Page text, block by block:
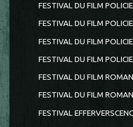
FESTIVAL DU FILM
FESTIVAL DU FILM
FESTIVAL DU FILM
FESTIVAL DU FILM
FESTIVAL DU FILM
FESTIVAL DU FILM
FESTIVAL